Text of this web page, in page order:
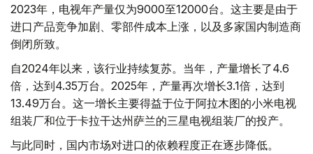
2023年，电视年产量仅为9000至12000台。这主要是由于
进口产品竞争加剧、零部件成本上涨，以及多家国内制造商
倒闭所致。
自2024年以来，该行业持续复苏。当年，产量增长了4.6
倍，达到4.35万台。2025年，产量再次增长3.1倍，达到
13.49万台。这一增长主要得益于位于阿拉木图的小米电视
组装厂和位于卡拉干达州萨兰的三星电视组装厂的投产。
与此同时，国内市场对进口的依赖程度正在逐步降低。